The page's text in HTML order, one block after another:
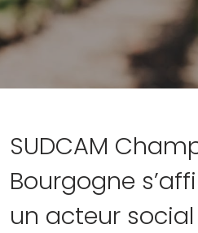
SUDCAM
Bourgogne
un acteur social